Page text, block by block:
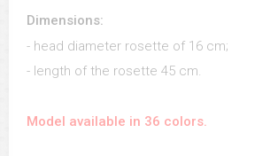
Dimensions:
- head diameter rosette of 16 cm;
- length of the rosette 45 cm.
Model available in 36 colors.